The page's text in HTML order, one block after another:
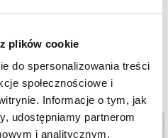
plików cookie
do spersonalizowania treści
społecznościowe i
Informacje o tym, jak
udostępniamy partnerom
i analitycznym.